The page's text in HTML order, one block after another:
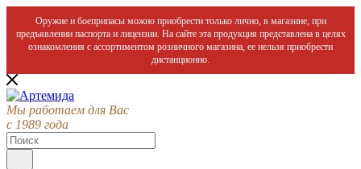
Оружие и боеприпасы можно приобрести только лично, в магазине, при
предъявлении паспорта и лицензии. На сайте эта продукция представлена в целях
ознакомления с ассортиментом розничного магазина, ее нельзя приобрести
дистанционно.
Мы работаем для Вас
с 1989 года